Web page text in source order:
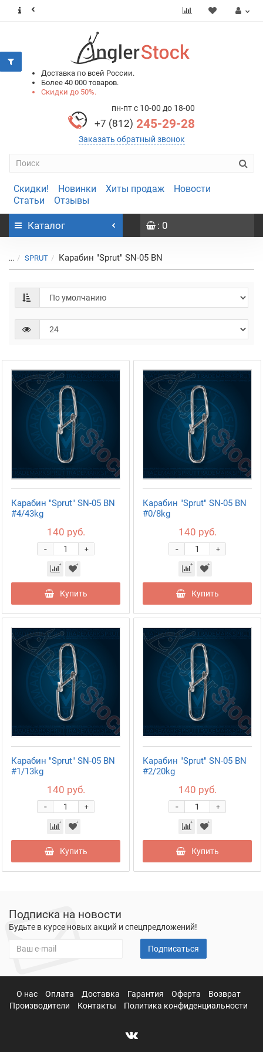
Доставка по всей России.
Более 40 000 товаров.
Скидки до 50%.
пн-пт с 10-00 до 18-00
+7 (812) 245-29-28
Заказать обратный звонок
Скидки! Новинки Хиты продаж
Новости
Статьи
Отзывы
Каталог : 0
... SPRUT Карабин "Sprut" SN-05 BN
Карабин "Sprut" SN-05 BN
#4/43kg
140 руб.
+
-
Купить
Карабин "Sprut" SN-05 BN
#0/8kg
140 руб.
+
-
Купить
Карабин "Sprut" SN-05 BN
#1/13kg
140 руб.
+
-
Купить
Карабин "Sprut" SN-05 BN
#2/20kg
140 руб.
+
-
Купить
Подписка на новости
Будьте в курсе новых акций и спецпредложений!
Подписаться
О нас Оплата Доставка Гарантия Оферта
Возврат
Производители
Контакты Политика конфиденциальности